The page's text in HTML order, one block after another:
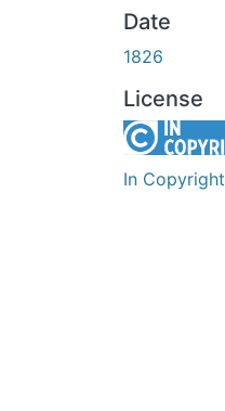
Date
1826
License
In Copyright